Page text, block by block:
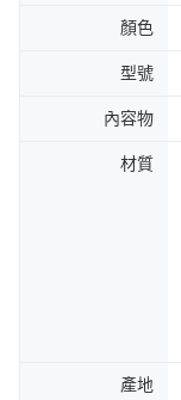
顏色
型號
內容物
材質
產地